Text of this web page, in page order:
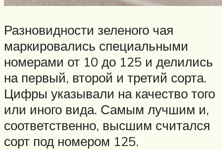
Разновидности зеленого чая
маркировались специальными
номерами от 10 до 125 и делились
на первый, второй и третий сорта.
Цифры указывали на качество того
или иного вида. Самым лучшим и,
соответственно, высшим считался
сорт под номером 125.